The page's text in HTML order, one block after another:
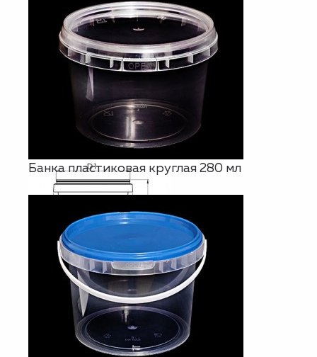
Банка пластиковая круглая 280 мл